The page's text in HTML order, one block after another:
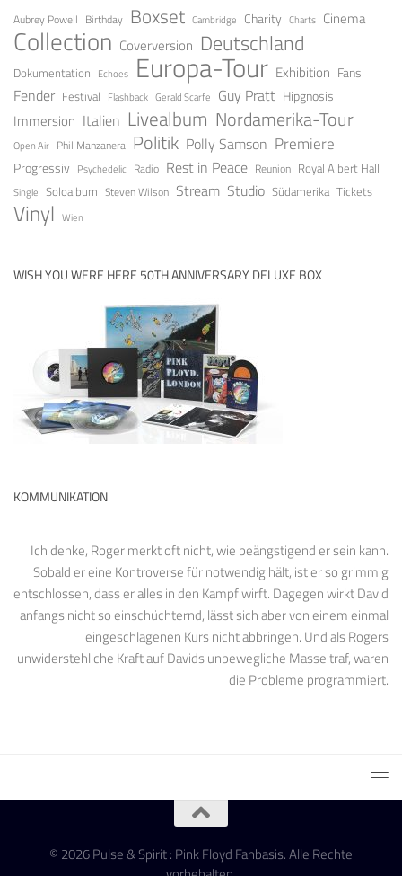
Aubrey Powell Birthday Boxset Cambridge Charity Charts Cinema
Collection Coverversion Deutschland
Dokumentation Echoes Europa-Tour Exhibition Fans
Fender Festival Flashback Gerald Scarfe Guy Pratt Hipgnosis
Immersion Italien Livealbum Nordamerika-Tour
Open Air Phil Manzanera Politik Polly Samson Premiere
Progressiv Psychedelic Radio Rest in Peace Reunion Royal Albert Hall
Single Soloalbum Steven Wilson Stream Studio Südamerika Tickets
Vinyl Wien
WISH YOU WERE HERE 50TH ANNIVERSARY DELUXE BOX
KOMMUNIKATION
Ich denke, Roger merkt oft nicht, wie beängstigend er sein kann.
Sobald er eine Kontroverse für notwendig hält, ist er so grimmig
entschlossen, dass er alles in den Kampf wirft. Dagegen wirkt David
anfangs nicht so einschüchternd, lässt sich aber von einem einmal
eingeschlagenen Kurs nicht abbringen. Und als Rogers
unwiderstehliche Kraft auf Davids unbewegliche Masse traf, waren
die Probleme programmiert.
© 2026 Pulse & Spirit : Pink Floyd Fanbasis. Alle Rechte